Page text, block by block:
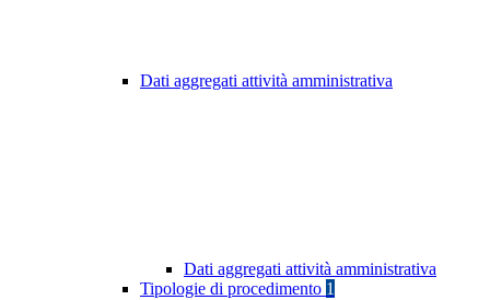
Dati aggregati attività amministrativa
Dati aggregati attività amministrativa
Tipologie di procedimento 1